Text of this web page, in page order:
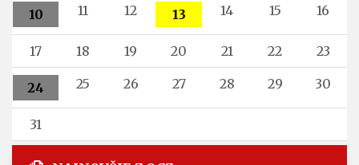
10 11 12 13 14 15 16
17 18 19 20 21 22 23
24 25 26 27 28 29 30
31